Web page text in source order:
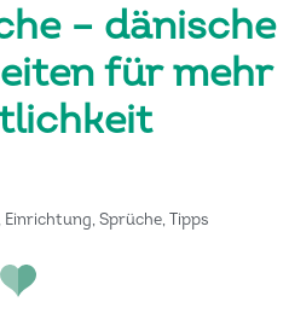
– dänische
für mehr
, Einrichtung,Sprüche,Tipps